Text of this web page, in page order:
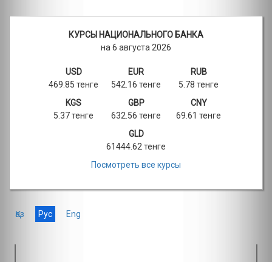
КУРСЫ НАЦИОНАЛЬНОГО БАНКА
на 6 августа 2026
USD
469.85 тенге
EUR
542.16 тенге
RUB
5.78 тенге
KGS
5.37 тенге
GBP
632.56 тенге
CNY
69.61 тенге
GLD
61444.62 тенге
Посмотреть все курсы
Қаз Рус Eng